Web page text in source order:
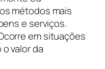
métodos mais
e serviços.
em situações
valor da